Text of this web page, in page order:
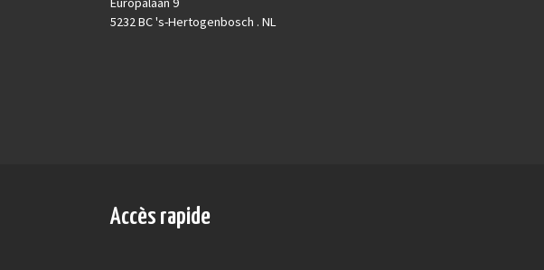
5232 BC 's-Hertogenbosch . NL
Accès rapide